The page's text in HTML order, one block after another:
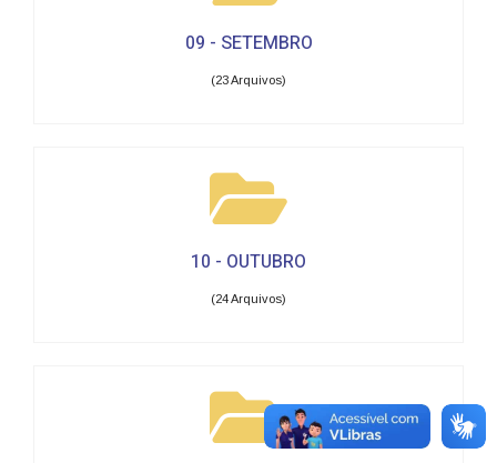
09 - SETEMBRO
(23 Arquivos)
10 - OUTUBRO
(24 Arquivos)